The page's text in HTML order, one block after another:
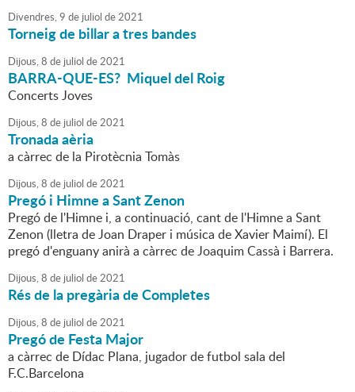
Divendres,9 de juliol de2021
Torneig de billar a tres bandes
Dijous,8 de juliol de2021
BARRA-QUE-ES? Miquel del Roig
Concerts Joves
Dijous,8 de juliol de2021
Tronada aèria
a càrrec de la Pirotècnia Tomàs
Dijous,8 de juliol de2021
Pregó i Himne a Sant Zenon
Pregó de l'Himne i, a continuació, cant de l'Himne a Sant
Zenon (lletra de Joan Draper i música de Xavier Maimí). El
pregó d'enguany anirà a càrrec de Joaquim Cassà i Barrera.
Dijous,8 de juliol de2021
Rés de la pregària de Completes
Dijous,8 de juliol de2021
Pregó de Festa Major
a càrrec de Dídac Plana, jugador de futbol sala del
F.C.Barcelona